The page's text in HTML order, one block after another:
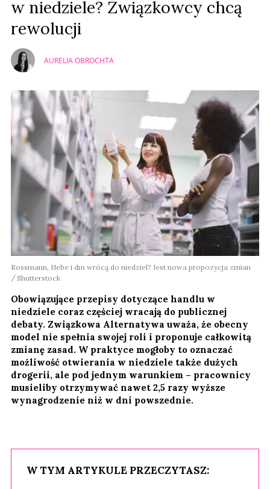
w niedziele? Związkowcy chcą
rewolucji
AURELIA OBROCHTA
Rossmann, Hebe i dm wrócą do niedziel? Jest nowa propozycja zmian
Shutterstock
Obowiązujące przepisy dotyczące handlu w
niedziele coraz częściej wracają do publicznej
debaty. Związkowa Alternatywa uważa, że obecny
model nie spełnia swojej roli i proponuje całkowitą
zmianę zasad. W praktyce mogłoby to oznaczać
możliwość otwierania w niedziele także dużych
drogerii, ale pod jednym warunkiem – pracownicy
musieliby otrzymywać nawet 2,5 razy wyższe
wynagrodzenie niż w dni powszednie.
W TYM ARTYKULE PRZECZYTASZ: